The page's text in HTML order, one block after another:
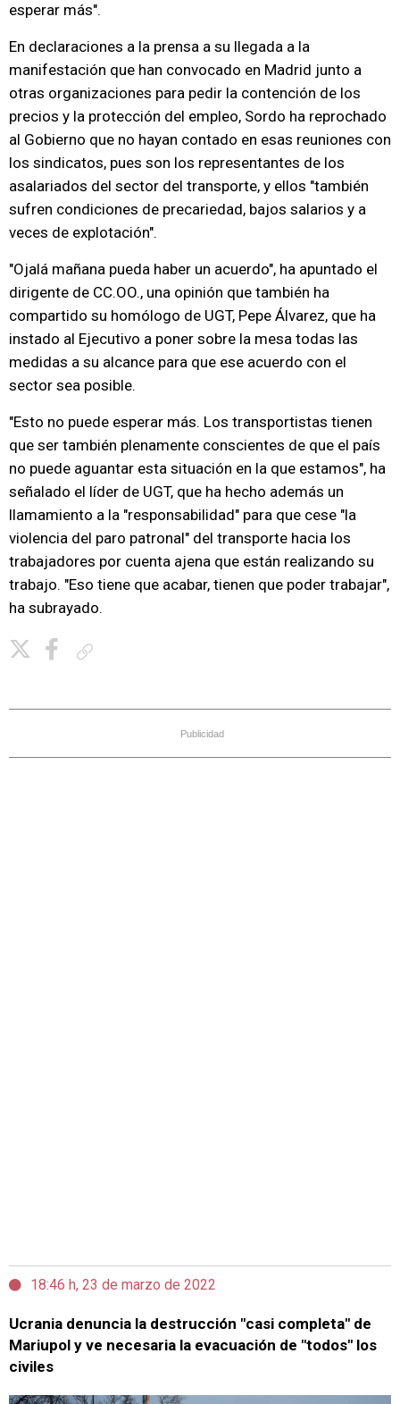
esperar más".
En declaraciones a la prensa a su llegada a la
manifestación que han convocado en Madrid junto a
otras organizaciones para pedir la contención de los
precios y la protección del empleo, Sordo ha reprochado
al Gobierno que no hayan contado en esas reuniones con
los sindicatos, pues son los representantes de los
asalariados del sector del transporte, y ellos "también
sufren condiciones de precariedad, bajos salarios y a
veces de explotación".
"Ojalá mañana pueda haber un acuerdo", ha apuntado el
dirigente de CC.OO., una opinión que también ha
compartido su homólogo de UGT, Pepe Álvarez, que ha
instado al Ejecutivo a poner sobre la mesa todas las
medidas a su alcance para que ese acuerdo con el
sector sea posible.
"Esto no puede esperar más. Los transportistas tienen
que ser también plenamente conscientes de que el país
no puede aguantar esta situación en la que estamos", ha
señalado el líder de UGT, que ha hecho además un
llamamiento a la "responsabilidad" para que cese "la
violencia del paro patronal" del transporte hacia los
trabajadores por cuenta ajena que están realizando su
trabajo. "Eso tiene que acabar, tienen que poder trabajar",
ha subrayado.
Publicidad
18:46 h, 23 de marzo de 2022
Ucrania denuncia la destrucción "casi completa" de
Mariupol y ve necesaria la evacuación de "todos" los
civiles